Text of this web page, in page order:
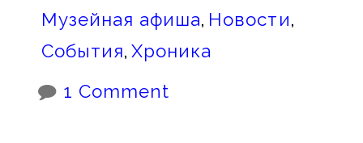
Музейная афиша, Новости,
События, Хроника
1 Comment